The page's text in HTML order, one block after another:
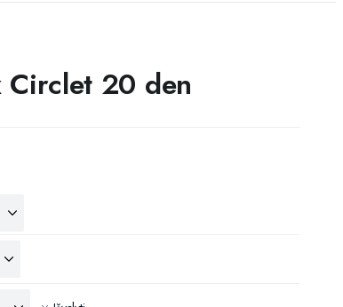
Circlet 20 den